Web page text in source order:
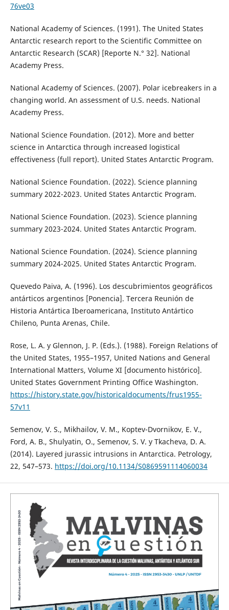
76ve03
National Academy of Sciences. (1991). The United States
Antarctic research report to the Scientific Committee on
Antarctic Research (SCAR) [Reporte N.° 32]. National
Academy Press.
National Academy of Sciences. (2007). Polar icebreakers in a
changing world. An assessment of U.S. needs. National
Academy Press.
National Science Foundation. (2012). More and better
science in Antarctica through increased logistical
effectiveness (full report). United States Antarctic Program.
National Science Foundation. (2022). Science planning
summary 2022-2023. United States Antarctic Program.
National Science Foundation. (2023). Science planning
summary 2023-2024. United States Antarctic Program.
National Science Foundation. (2024). Science planning
summary 2024-2025. United States Antarctic Program.
Quevedo Paiva, A. (1996). Los descubrimientos geográficos
antárticos argentinos [Ponencia]. Tercera Reunión de
Historia Antártica Iberoamericana, Instituto Antártico
Chileno, Punta Arenas, Chile.
Rose, L. A. y Glennon, J. P. (Eds.). (1988). Foreign Relations of
the United States, 1955–1957, United Nations and General
International Matters, Volume XI [documento histórico].
United States Government Printing Office Washington.
https://history.state.gov/historicaldocuments/frus1955-
57v11
Semenov, V. S., Mikhailov, V. M., Koptev-Dvornikov, E. V.,
Ford, A. B., Shulyatin, O., Semenov, S. V. y Tkacheva, D. A.
(2014). Layered jurassic intrusions in Antarctica. Petrology,
22, 547–573. https://doi.org/10.1134/S0869591114060034